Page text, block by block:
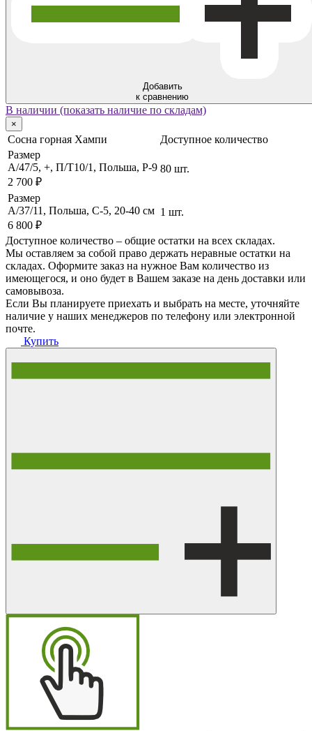
Добавить
к сравнению
В наличии (показать наличие по складам)
×
Сосна горная Хампи
Доступное количество
Размер
А/47/5, +, П/Т10/1, Польша, P-9
2 700 ₽
80 шт.
Размер
А/37/11, Польша, C-5, 20-40 cм
6 800 ₽
1 шт.
Доступное количество – общие остатки на всех складах.
Мы оставляем за собой право держать неравные остатки на
складах. Оформите заказ на нужное Вам количество из
имеющегося, и оно будет в Вашем заказе на день доставки или
самовывоза.
Если Вы планируете приехать и выбрать на месте, уточняйте
наличие у наших менеджеров по телефону или электронной
почте.
Купить